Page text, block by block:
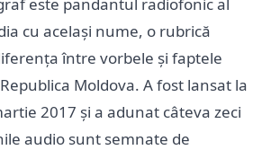
cu același nume, o rubrică
între vorbele și faptele
Moldova. A fost lansat la
2017 și a adunat câteva zeci
audio sunt semnate de